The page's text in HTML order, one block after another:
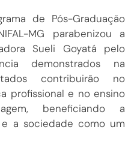
de Pós-Graduação
MG parabenizou a
Sueli Goyatá pelo
demonstrados na
contribuirão no
profissional e no ensino
beneficiando a
a sociedade como um